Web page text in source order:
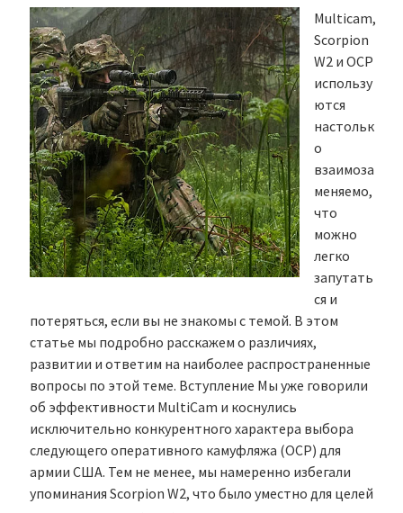
Multicam,
Scorpion
W2 и OCP
использу
ются
настольк
о
взаимоза
меняемо,
что
можно
легко
запутать
ся и
потеряться, если вы не знакомы с темой. В этом
статье мы подробно расскажем о различиях,
развитии и ответим на наиболее распространенные
вопросы по этой теме. Вступление Мы уже говорили
об эффективности MultiCam и коснулись
исключительно конкурентного характера выбора
следующего оперативного камуфляжа (OCP) для
армии США. Тем не менее, мы намеренно избегали
упоминания Scorpion W2, что было уместно для целей